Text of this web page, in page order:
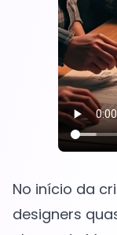
No início da
designers